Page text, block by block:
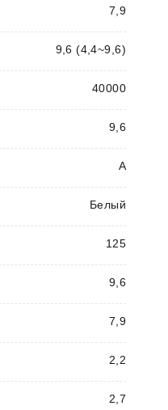
7,9
9,6 (4,4~9,6)
40000
9,6
А
Белый
125
9,6
7,9
2,2
2,7